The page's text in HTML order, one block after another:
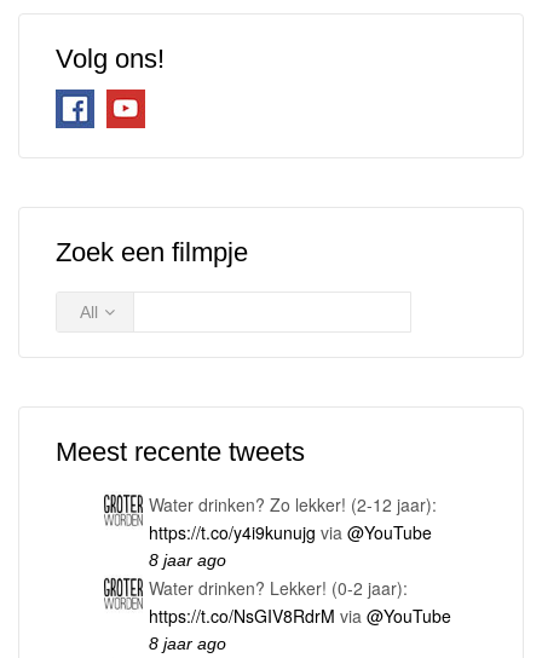
Volg ons!
Zoek een filmpje
All
Meest recente tweets
Water drinken? Zo lekker! (2-12 jaar):
https://t.co/y4i9kunujg via @YouTube
8 jaar ago
Water drinken? Lekker! (0-2 jaar):
https://t.co/NsGIV8RdrM via @YouTube
8 jaar ago